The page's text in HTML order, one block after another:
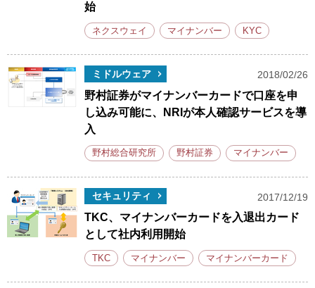
始
ネクスウェイ マイナンバー KYC
ミドルウェア 2018/02/26
野村証券がマイナンバーカードで口座を申
し込み可能に、NRIが本人確認サービスを導
入
野村総合研究所 野村証券 マイナンバー
セキュリティ 2017/12/19
TKC、マイナンバーカードを入退出カード
として社内利用開始
TKC マイナンバー マイナンバーカード